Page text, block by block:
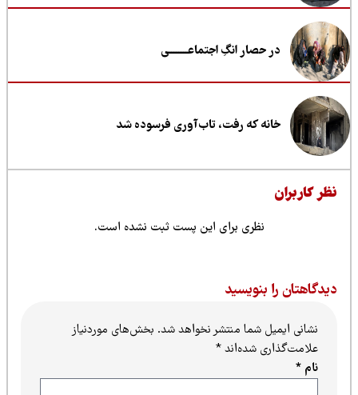
در حصار انگِ اجتماعــــــــی
خانه که رفت، تاب‌آوری فرسوده شد
کاربران
نظری برای این پست ثبت نشده است.
را بنویسید
نشانی ایمیل شما منتشر نخواهد شد.بخش‌های موردنیاز
علامت‌گذاری شده‌اند*